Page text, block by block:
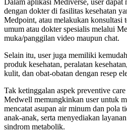
Dalam aplikasi Mediverse, user dapat
dengan dokter di fasilitas kesehatan
Medpoint, atau melakukan konsultasi
umum atau dokter spesialis melalui
muka/panggilan video maupun chat.
Selain itu, user juga memiliki
produk kesehatan, peralatan
kulit, dan obat-obatan dengan resep
Tak ketinggalan aspek preventive
Medwell memungkinkan user untuk
mencatat asupan air minum dan pola
anak-anak, serta menyediakan
sindrom metabolik.